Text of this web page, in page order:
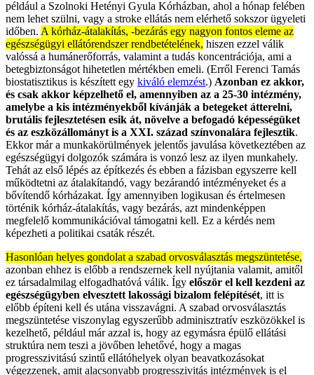
például a Szolnoki Hetényi Gyula Kórházban, ahol a hónap felében
nem lehet szülni, vagy a stroke ellátás nem elérhető sokszor ügyeleti
időben. A kórház-átalakítás, -bezárás egy nagyon fontos eleme az
egészségügyi ellátórendszer rendbetételének, hiszen ezzel válik
valóssá a humánerőforrás, valamint a tudás koncentrációja, ami a
betegbiztonságot hihetetlen mértékben emeli. (Erről Ferenci Tamás
biostatisztikus is készített egy kiváló elemzést.) Azonban ez akkor,
és csak akkor képzelhető el, amennyiben az a 25-30 intézmény,
amelybe a kis intézményekből kívánják a betegeket átterelni,
brutális fejlesztetésen esik át, növelve a befogadó képességüket
és az eszközállományt is a XXI. század színvonalára fejlesztik.
Ekkor már a munkakörülmények jelentős javulása következtében az
egészségügyi dolgozók számára is vonzó lesz az ilyen munkahely.
Tehát az első lépés az építkezés és ebben a fázisban egyszerre kell
működtetni az átalakítandó, vagy bezárandó intézményeket és a
bővítendő kórházakat. Így amennyiben logikusan és értelmesen
történik kórház-átalakítás, vagy bezárás, azt mindenképpen
megfelelő kommunikációval támogatni kell. Ez a kérdés nem
képezheti a politikai csaták részét.
Hasonlóan helyes gondolat a szabad orvosválasztás megszüntetése,
azonban ehhez is előbb a rendszernek kell nyújtania valamit, amitől
ez társadalmilag elfogadhatóvá válik. Így először el kell kezdeni az
egészségügyben elvesztett lakossági bizalom felépítését, itt is
előbb építeni kell és utána visszavágni. A szabad orvosválasztás
megszüntetése viszonylag egyszerűbb adminisztratív eszközökkel is
kezelhető, például már azzal is, hogy az egymásra épülő ellátási
struktúra nem teszi a jövőben lehetővé, hogy a magas
progresszivitású szintű ellátóhelyek olyan beavatkozásokat
végezzenek, amit alacsonyabb progresszivitás intézmények is el